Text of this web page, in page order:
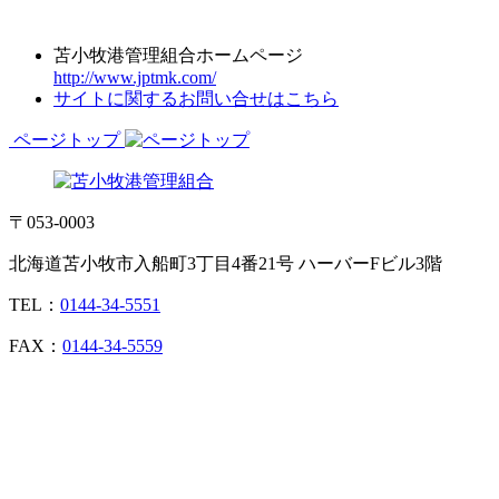
苫小牧港管理組合ホームページ
http://www.jptmk.com/
サイトに関するお問い合せはこちら
ページトップ
〒053-0003
北海道苫小牧市入船町3丁目4番21号 ハーバーFビル3階
TEL： 0144-34-5551
FAX： 0144-34-5559